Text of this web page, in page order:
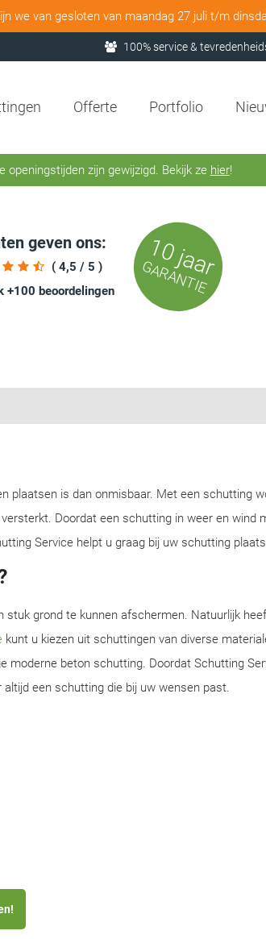
we van gesloten van maandag 27 juli t/m
100% service &
Offerte Portfolio
openingstijden zijn gewijzigd. Bekijk ze hier!
geven ons:
( 4,5 / 5 )
+100 beoordelingen
10 jaar
GARANTIE
plaatsen is dan onmisbaar. Met een schutting
Doordat een schutting in weer en wind
Service helpt u graag bij uw schutting
stuk grond te kunnen afschermen. Natuurlijk
kunt u kiezen uit schuttingen van diverse
moderne beton schutting. Doordat Schutting
een schutting die bij uw wensen past.